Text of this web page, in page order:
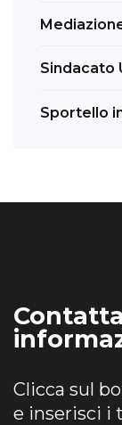
Sindacato
Sportello
Clicca sul
e inserisci i